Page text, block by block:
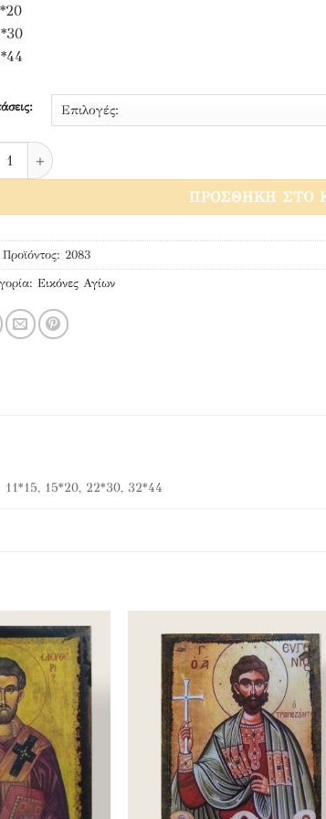
Διονύσιος Ζακύνθου ποσότητα
ΠΡΟΣΘΉΚΗ ΣΤΟ
2083
Εικόνες Αγίων
11*15, 15*20, 22*30, 32*44
Προσθήκη
στα
αγαπημένα
στα